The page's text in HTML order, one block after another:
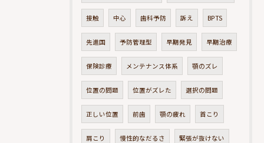
接触 中心 歯科予防 訴え BPTS
先進国 予防管理型 早期発見 早期治療
保険診療 メンテナンス体系 顎のズレ
位置の問題 位置がズレた 選択の問題
正しい位置 前歯 顎の疲れ 首こり
肩こり 慢性的なだるさ 緊張が抜けない